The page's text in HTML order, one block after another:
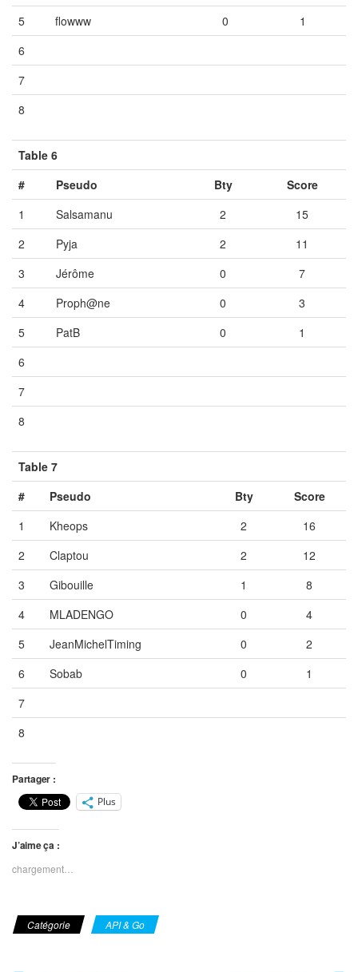
5 flowww 0
1
6
7
8
Table 6
#
Pseudo Bty
Score
1
Salsamanu 2
15
2
Pyja 2
11
3
Jérôme 0
7
4
Proph@ne 0
3
5
PatB 0
1
6
7
8
Table 7
#
Pseudo Bty
Score
1
Kheops 2
16
2
Claptou 2
12
3
Gibouille 1
8
4
MLADENGO 0
4
5
JeanMichelTiming 0
2
6
Sobab 0
1
7
8
Partager :
Plus
J’aime ça :
chargement…
Catégorie API & Go